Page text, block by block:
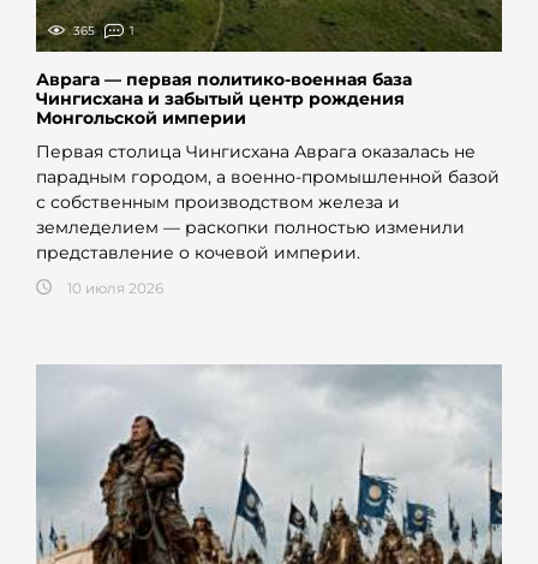
365 1
Аврага — первая политико-военная база
Чингисхана и забытый центр рождения
Монгольской империи
Первая столица Чингисхана Аврага оказалась не
парадным городом, а военно-промышленной базой
с собственным производством железа и
земледелием — раскопки полностью изменили
представление о кочевой империи.
10 июля 2026